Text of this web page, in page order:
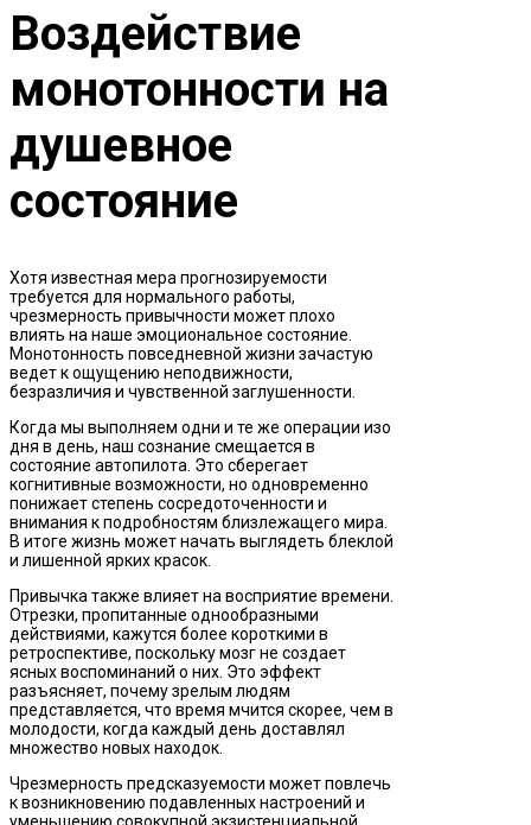
Воздействие
монотонности на
душевное
состояние
Хотя известная мера прогнозируемости
требуется для нормального работы,
чрезмерность привычности может плохо
влиять на наше эмоциональное состояние.
Монотонность повседневной жизни зачастую
ведет к ощущению неподвижности,
безразличия и чувственной заглушенности.
Когда мы выполняем одни и те же операции изо
дня в день, наш сознание смещается в
состояние автопилота. Это сберегает
когнитивные возможности, но одновременно
понижает степень сосредоточенности и
внимания к подробностям близлежащего мира.
В итоге жизнь может начать выглядеть блеклой
и лишенной ярких красок.
Привычка также влияет на восприятие времени.
Отрезки, пропитанные однообразными
действиями, кажутся более короткими в
ретроспективе, поскольку мозг не создает
ясных воспоминаний о них. Это эффект
разъясняет, почему зрелым людям
представляется, что время мчится скорее, чем в
молодости, когда каждый день доставлял
множество новых находок.
Чрезмерность предсказуемости может повлечь
к возникновению подавленных настроений и